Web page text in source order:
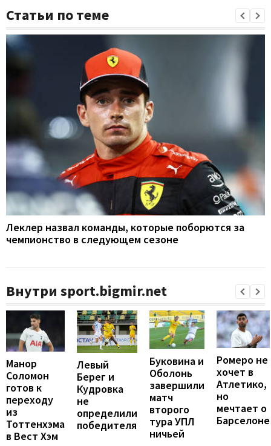
Статьи по теме
Леклер назвал команды, которые поборются за
чемпионство в следующем сезоне
Внутри sport.bigmir.net
Манор
Соломон
готов к
переходу
из
Тоттенхэма
в Вест Хэм
Левый
Берег и
Кудровка
не
определили
победителя
Буковина и
Оболонь
завершили
матч
второго
тура УПЛ
ничьей
Ромеро не
хочет в
Атлетико,
но
мечтает о
Барселоне